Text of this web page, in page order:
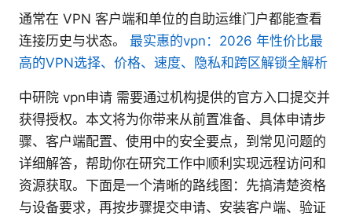
通常在 VPN 客户端和单位的自助运维门户都能查看
连接历史与状态。 最实惠的vpn：2026 年性价比最
高的VPN选择、价格、速度、隐私和跨区解锁全解析
中研院 vpn申请 需要通过机构提供的官方入口提交并
获得授权。本文将为你带来从前置准备、具体申请步
骤、客户端配置、使用中的安全要点，到常见问题的
详细解答，帮助你在研究工作中顺利实现远程访问和
资源获取。下面是一个清晰的路线图：先搞清楚资格
与设备要求，再按步骤提交申请、安装客户端、验证